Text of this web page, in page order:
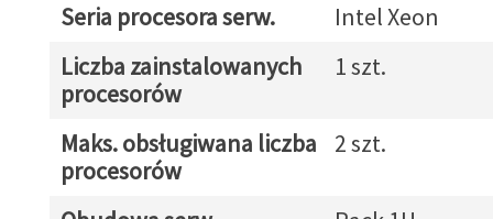
Seria procesora serw.
Intel Xeon
Liczba zainstalowanych
procesorów
1 szt.
Maks. obsługiwana liczba
procesorów
2 szt.